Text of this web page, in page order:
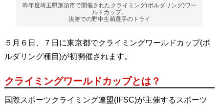
昨年度埼玉県加須市で開催されたクライミング(ボルダリング)ワー
ルドカップ。
決勝での野中生萌選手のトライ
５月６日、７日に東京都でクライミングワールドカップ(ボ
ルダリング種目)が初開催されます。
クライミングワールドカップとは？
国際スポーツクライミング連盟(IFSC)が主催するスポーツ